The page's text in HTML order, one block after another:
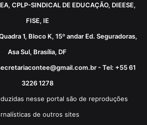
CPLP-SINDICAL DE EDUCAÇÃO, DIEESE,
FISE, IE
1, Bloco K, 15º andar Ed. Seguradoras,
Asa Sul, Brasília, DF
- Tel: +55 61
3226 1278
nesse portal são de reproduções
de outros sites